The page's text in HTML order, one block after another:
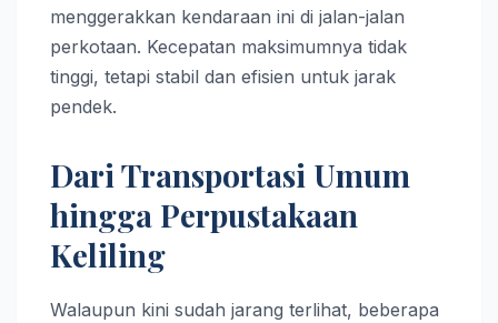
menggerakkan kendaraan ini di jalan-jalan
perkotaan. Kecepatan maksimumnya tidak
tinggi, tetapi stabil dan efisien untuk jarak
pendek.
Dari Transportasi Umum
hingga Perpustakaan
Keliling
Walaupun kini sudah jarang terlihat, beberapa